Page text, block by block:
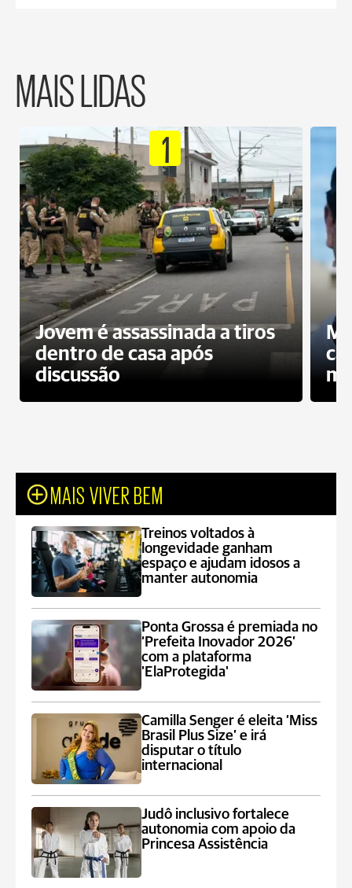
MAIS LIDAS
1
Jovem é assassinada a tiros
dentro de casa após
discussão
MAIS VIVER BEM
Treinos voltados à
longevidade ganham
espaço e ajudam idosos a
manter autonomia
Ponta Grossa é premiada no
‘Prefeita Inovador 2026’
com a plataforma
'ElaProtegida'
Camilla Senger é eleita ‘Miss
Brasil Plus Size’ e irá
disputar o título
internacional
Judô inclusivo fortalece
autonomia com apoio da
Princesa Assistência